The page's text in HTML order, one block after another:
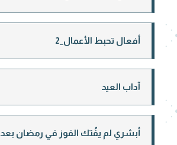
أفعال تحبط الأعمال_2
آداب العيد
أبشري لم يفُتك الفوز في رمضان بعد